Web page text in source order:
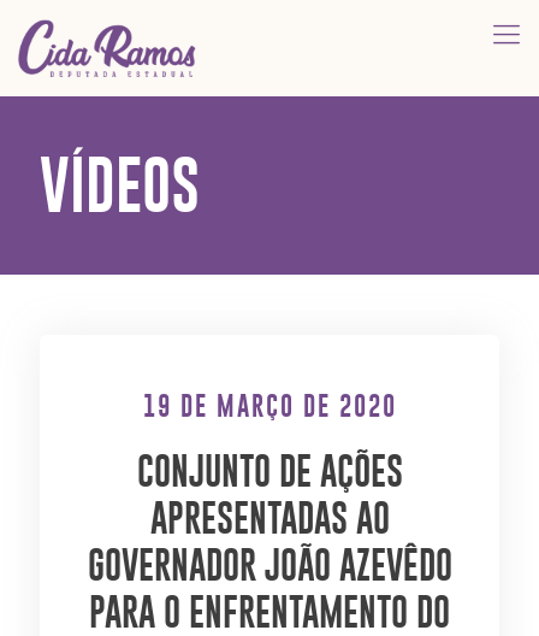
VÍDEOS
19 DE MARÇO DE 2020
CONJUNTO DE AÇÕES
APRESENTADAS AO
GOVERNADOR JOÃO AZEVÊDO
PARA O ENFRENTAMENTO DO